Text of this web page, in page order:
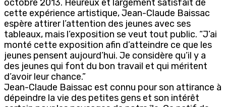
octobre 2013. Heureux et largement satisfait de
cette expérience artistique, Jean-Claude Baissac
espère attirer l’attention des jeunes avec ses
tableaux, mais l’exposition se veut tout public. “J’ai
monté cette exposition afin d’atteindre ce que les
jeunes pensent aujourd’hui. Je considère qu’il y a
des jeunes qui font du bon travail et qui méritent
d’avoir leur chance.”
Jean-Claude Baissac est connu pour son attirance à
dépeindre la vie des petites gens et son intérêt